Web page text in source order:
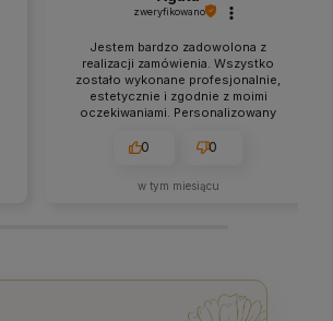
zweryfikowano
Jestem bardzo zadowolona z
realizacji zamówienia. Wszystko
zostało wykonane profesjonalnie,
estetycznie i zgodnie z moimi
oczekiwaniami. Personalizowany
działa bez zarzutu. Polecam z
0 0
w tym miesiącu